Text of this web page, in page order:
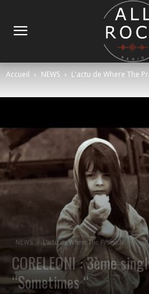
Accueil NEWS L'actu de Where The
NEWS L'actu de Where The Promo Is
CORELEONI : 3ème
“Sometimes “